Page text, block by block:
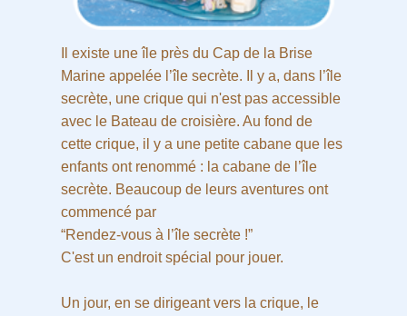
Il existe une île près du Cap de la Brise
Marine appelée l’île secrète. Il y a, dans l’île
secrète, une crique qui n'est pas accessible
avec le Bateau de croisière. Au fond de
cette crique, il y a une petite cabane que les
enfants ont renommé : la cabane de l’île
secrète. Beaucoup de leurs aventures ont
commencé par
“Rendez-vous à l’île secrète !”
C'est un endroit spécial pour jouer.
Un jour, en se dirigeant vers la crique, le